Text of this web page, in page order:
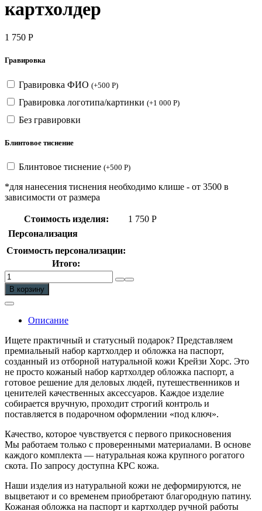
картхолдер
1 750 Р
Гравировка
Гравировка ФИО (+500 Р)
Гравировка логотипа/картинки (+1 000 Р)
Без гравировки
Блинтовое тиснение
Блинтовое тиснение (+500 Р)
*для нанесения тиснения необходимо клише - от 3500 в
зависимости от размера
Стоимость изделия: 1 750 Р
Персонализация
Стоимость персонализации:
Итого:
Количество
Кожаный
подарочный
набор:
обложка
паспорт,
картхолдер
В корзину
Описание
Ищете практичный и статусный подарок? Представляем
премиальный набор картхолдер и обложка на паспорт,
созданный из отборной натуральной кожи Крейзи Хорс. Это
не просто кожаный набор картхолдер обложка паспорт, а
готовое решение для деловых людей, путешественников и
ценителей качественных аксессуаров. Каждое изделие
собирается вручную, проходит строгий контроль и
поставляется в подарочном оформлении «под ключ».
Качество, которое чувствуется с первого прикосновения
Мы работаем только с проверенными материалами. В основе
каждого комплекта — натуральная кожа крупного рогатого
скота. По запросу доступна КРС кожа.
Наши изделия из натуральной кожи не деформируются, не
выцветают и со временем приобретают благородную патину.
Кожаная обложка на паспорт и картхолдер ручной работы